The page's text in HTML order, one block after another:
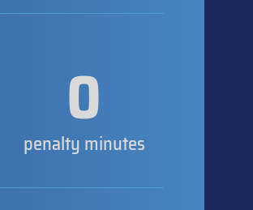
0
penalty minutes